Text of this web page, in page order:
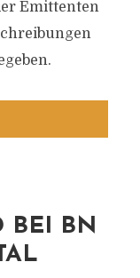
Emittenten
BEI BN